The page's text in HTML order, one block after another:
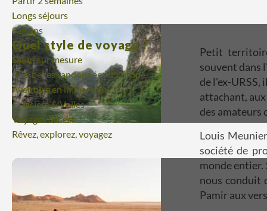
Longs séjours
Saisons
Quel style de voyage ?
Safari sur mesure
Plus belles randonnées d'Europe
Aventure en immersion
Croisière & Voiles
Voyages désert
Rêvez, explorez, voyagez
Petit
souvent dans
de l'ex-URSS,
attachant,
des amateurs
Louis
société de
monde
nous conduit
Pamir aux